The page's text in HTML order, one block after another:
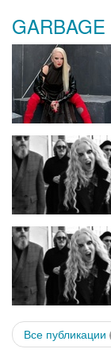
GARBAGE
Все публикации